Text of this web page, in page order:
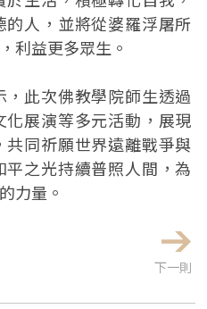
人，並將從婆羅浮屠所
利益更多眾生。
此次佛教學院師生透過
展演等多元活動，展現
同祈願世界遠離戰爭與
之光持續普照人間，為
力量。
下一則